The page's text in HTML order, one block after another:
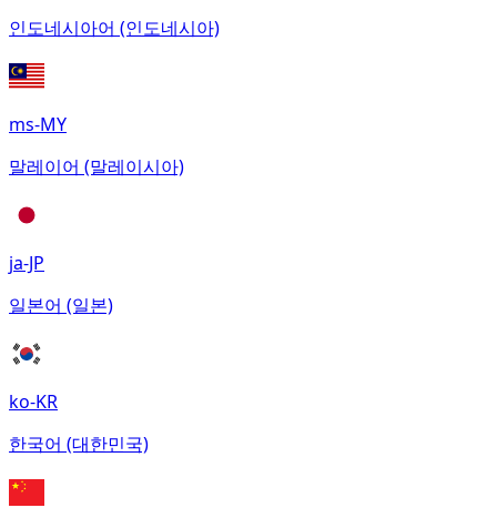
인도네시아어 (인도네시아)
ms-MY
말레이어 (말레이시아)
ja-JP
일본어 (일본)
ko-KR
한국어 (대한민국)